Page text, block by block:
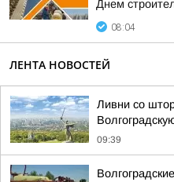
Днем
08:04
ЛЕНТА НОВОСТЕЙ
Ливни со
09:39